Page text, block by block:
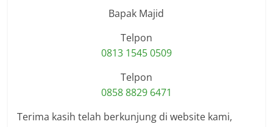
Bapak Majid
Telpon
0813 1545 0509
Telpon
0858 8829 6471
Terima kasih telah berkunjung di website kami,